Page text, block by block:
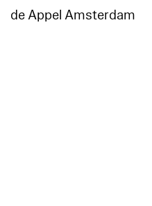
de Appel Amsterdam